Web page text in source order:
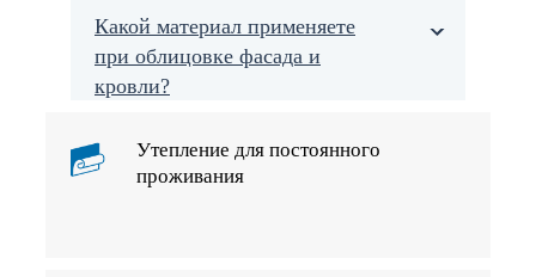
Какой материал применяете
при облицовке фасада и
кровли?
Утепление для постоянного
проживания